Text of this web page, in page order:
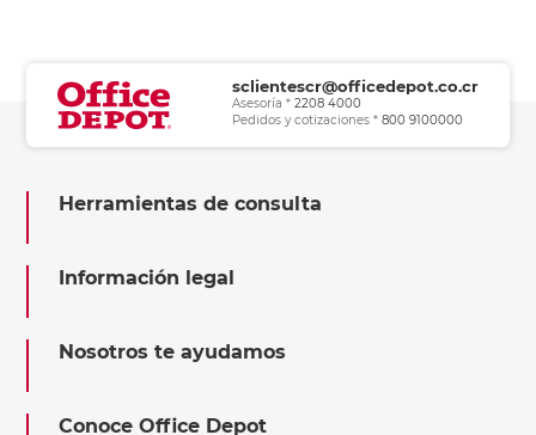
sclientescr@officedepot.co.cr
Asesoría *2208 4000
Pedidos y cotizaciones *800 9100000
Herramientas de consulta
Información legal
Nosotros te ayudamos
Conoce Office Depot